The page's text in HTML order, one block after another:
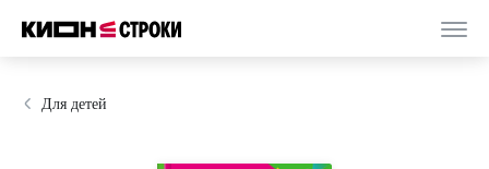
Для детей